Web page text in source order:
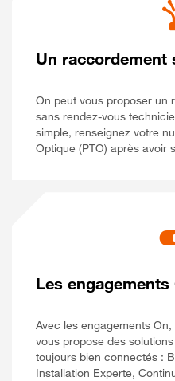
Un raccordement
On peut vous proposer un
sans rendez-vous
simple, renseignez votre
Optique (PTO) après avoir
Les engagements
Avec les engagements
vous propose des
toujours bien connectés :
Installation Experte,